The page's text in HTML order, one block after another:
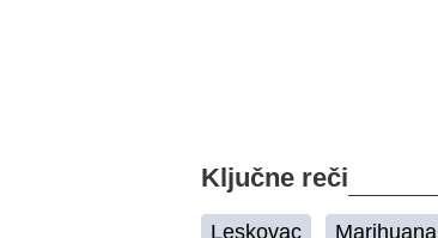
Ključne reči
Leskovac Marihuana